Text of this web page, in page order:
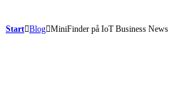
Start Blog MiniFinder på IoT Business News